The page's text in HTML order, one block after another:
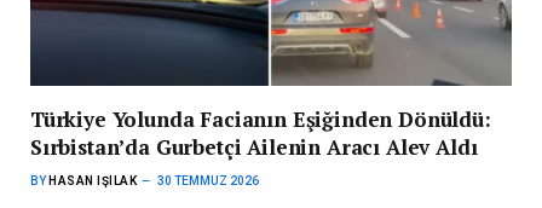
Türkiye Yolunda Facianın Eşiğinden Dönüldü:
Sırbistan’da Gurbetçi Ailenin Aracı Alev Aldı
BY HASAN IŞILAK 30 TEMMUZ 2026